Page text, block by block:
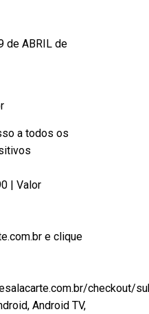
de ABRIL de
a todos os
| Valor
e clique
checkout/
Android TV,